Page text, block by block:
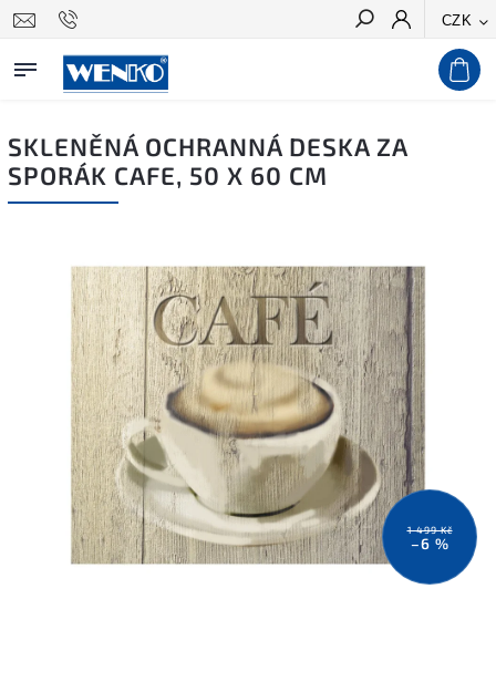
CZK
Hledat
SKLENĚNÁ OCHRANNÁ DESKA ZA
SPORÁK CAFE, 50 X 60 CM
1 499 Kč
–6 %